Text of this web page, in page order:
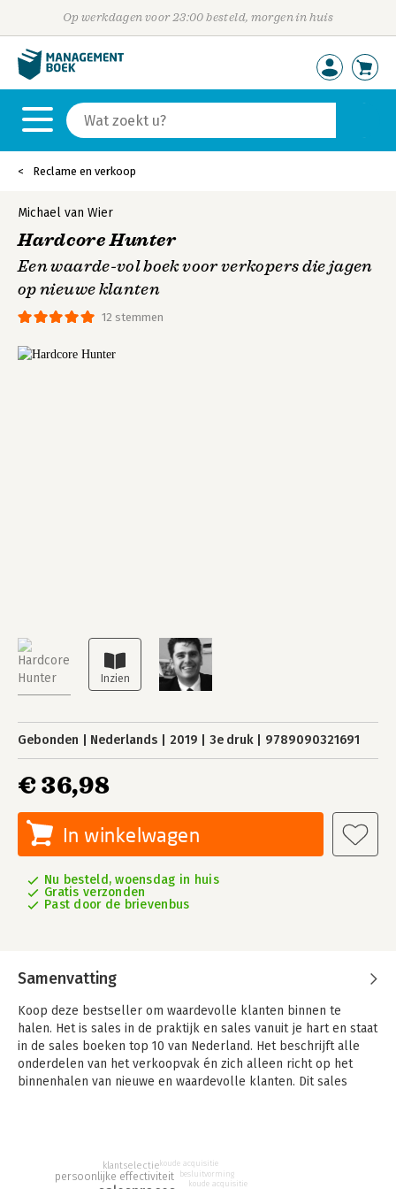
Op werkdagen voor 23:00 besteld, morgen in huis
Reclame en verkoop
12 stemmen
Michael van Wier
Hardcore Hunter
Een waarde-vol boek voor verkopers die jagen
op nieuwe klanten
Gebonden Nederlands 2019 3e druk 9789090321691
€ 36,98
In winkelwagen
Nu besteld, woensdag in huis
Gratis verzonden
Past door de brievenbus
Samenvatting
Koop deze bestseller om waardevolle klanten binnen te
halen. Het is sales in de praktijk en sales vanuit je hart en staat
in de sales boeken top 10 van Nederland. Het beschrijft alle
onderdelen van het verkoopvak én zich alleen richt op het
binnenhalen van nieuwe en waardevolle klanten. Dit sales
Hardcore Hunter is echt het enige boek wat je hoeft te lezen
als beginnende verkoper. Het legt in duidelijke taal, kort,
persoonlijke effectiviteit
klantselectiekoude acquisitie
besluitvorming
koude acquisitie